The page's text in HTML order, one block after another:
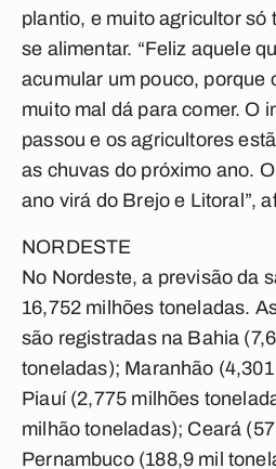
plantio, e muito agricultor só
se alimentar. “Feliz aquele
acumular um pouco, porque
muito mal dá para comer. O
passou e os agricultores
as chuvas do próximo ano.
ano virá do Brejo e Litoral”,
NORDESTE
No Nordeste, a previsão da
16,752 milhões toneladas.
são registradas na Bahia
toneladas); Maranhão
Piauí (2,775 milhões
milhão toneladas); Ceará
Pernambuco (188,9 mil